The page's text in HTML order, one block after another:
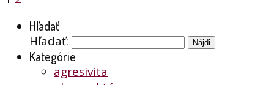
Hľadať
Hľadať:
Kategórie
agresivita